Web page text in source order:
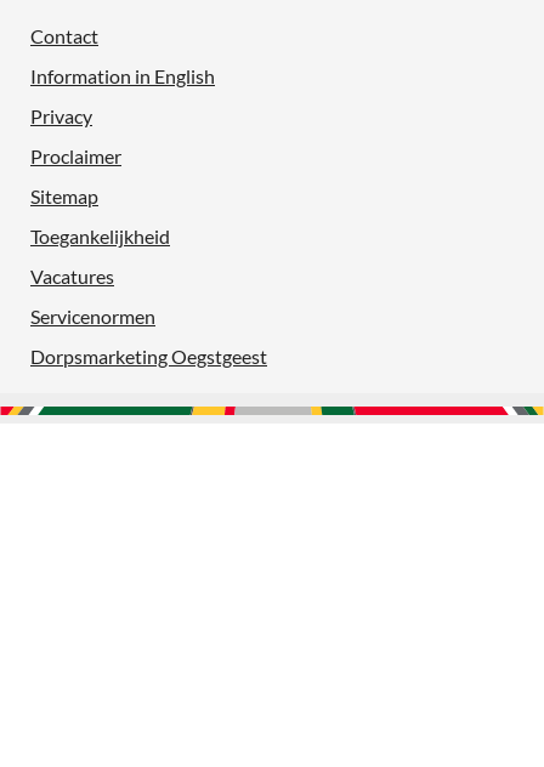
Contact
Information in English
Privacy
Proclaimer
Sitemap
Toegankelijkheid
Vacatures
Servicenormen
Dorpsmarketing Oegstgeest